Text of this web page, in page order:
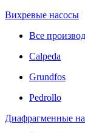
Вихревые насосы
Все
Calpeda
Grundfos
Pedrollo
Диафрагменные